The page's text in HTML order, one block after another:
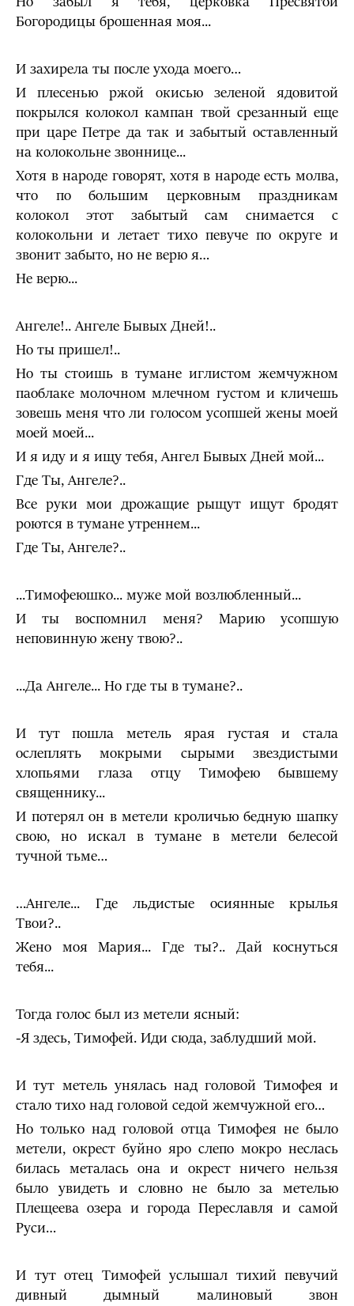
Богородицы брошенная моя...
И захирела ты после ухода моего…
И плесенью ржой окисью зеленой ядовитой
покрылся колокол кампан твой сре­занный еще
при царе Петре да так и забытый оставленный
на колокольне звоннице...
Хотя в народе говорят, хотя в народе есть молва,
что по большим церковным праздникам
колокол этот забытый сам снимается с
колокольни и летает тихо певуче по округе и
зво­нит забыто, но не верю я…
Не верю...
Ангеле!.. Ангеле Бывых Дней!..
Но ты пришел!..
Но ты сто­ишь в тумане иглистом жемчужном
паоблаке молочном млечном густом и кличешь
зовешь меня что ли голосом усопшей жены моей
моей моей...
И я иду и я ищу тебя, Ангел Бывых Дней мой...
Где Ты, Ангеле?..
Все руки мои дрожащие рыщут ищут бродят
роются в ту­мане утреннем...
Где Ты, Ангеле?..
...Тимофеюшко... муже мой возлюбленный...
И ты воспомнил меня? Марию усопшую
неповинную жену твою?..
...Да Ангеле... Но где ты в тумане?..
И тут пошла метель ярая густая и стала
ослеплять мокрыми сырыми звездистыми
хлопьями глаза отцу Тимофею быв­шему
священнику...
И потерял он в метели кроличью бедную шапку
свою, но искал в тумане в метели белесой
тучной тьме…
…Ангеле... Где льдистые осиянные крылья
Твои?..
Жено моя Мария... Где ты?.. Дай коснуться
тебя...
Тогда голос был из метели ясный:
-Я здесь, Тимофей. Иди сюда, заблудший мой.
И тут метель унялась над головой Тимофея и
стало тихо над головой седой жемчужной его…
Но только над головой отца Тимофея не было
метели, окрест буйно яро слепо мокро неслась
билась металась она и окрест ничего нельзя
было увидеть и словно не было за ме­телью
Плещеева озера и города Переславля и самой
Руси…
И тут отец Тимофей услышал тихий певучий
дивный дымный малиновый звон